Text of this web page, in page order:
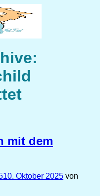
mit dem
10. Oktober 2025 von